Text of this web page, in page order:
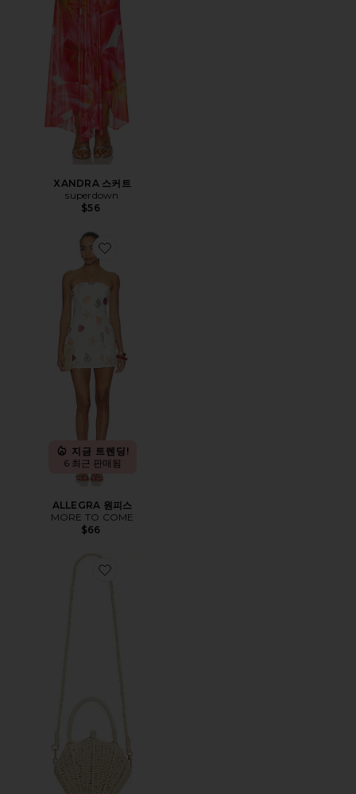
XANDRA 스커트
superdown
$56
Favorite ALLEGRA 원피스
지금 트렌딩!
6 최근 판매됨
ALLEGRA 원피스
MORE TO COME
$66
Favorite SANDY 핸드백